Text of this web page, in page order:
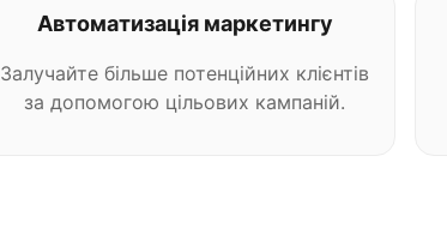
Автоматизація маркетингу
Залучайте більше потенційних клієнтів
за допомогою цільових кампаній.